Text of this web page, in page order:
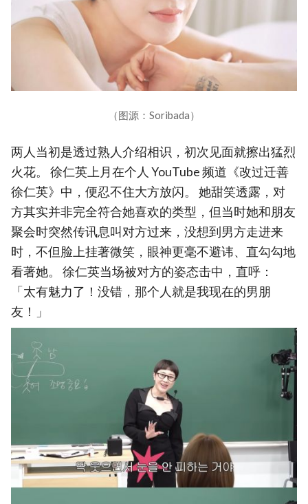
（图源：Soribada）
两人当初是透过熟人介绍相识，初次见面就擦出猛烈
火花。 徐仁英上月在个人 YouTube 频道《改过迁善
徐仁英》中，便忍不住大方放闪。 她甜笑透露，对
方其实并非完全符合她喜欢的类型，但当时她和朋友
聚会时突然传讯息叫对方过来，没想到男方走进来
时，不但脸上挂著微笑，眼神更毫不避讳、直勾勾地
看著她。 徐仁英当场被对方的姿态击中，直呼：
「太有魅力了！没错，那个人就是我现在的男朋
友！」